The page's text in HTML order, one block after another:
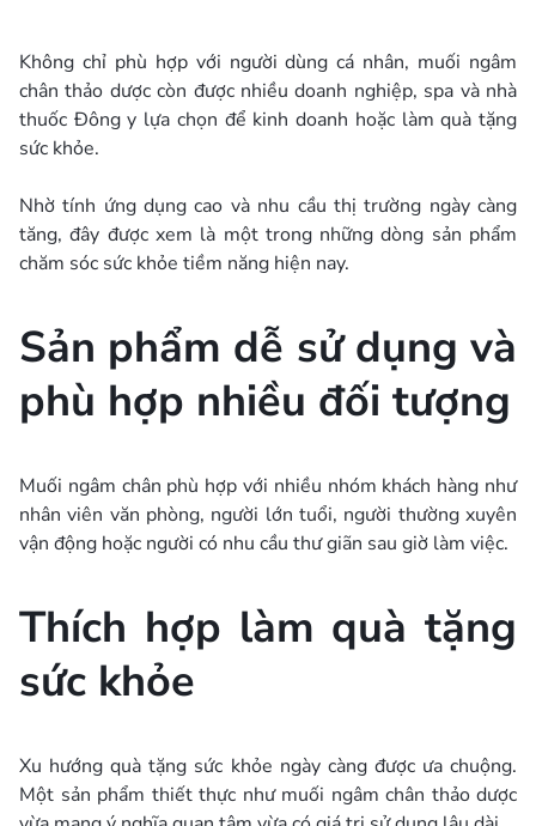
Không chỉ phù hợp với người dùng cá nhân, muối ngâm
chân thảo dược còn được nhiều doanh nghiệp, spa và nhà
thuốc Đông y lựa chọn để kinh doanh hoặc làm quà tặng
sức khỏe.
Nhờ tính ứng dụng cao và nhu cầu thị trường ngày càng
tăng, đây được xem là một trong những dòng sản phẩm
chăm sóc sức khỏe tiềm năng hiện nay.
Sản phẩm dễ sử dụng và
phù hợp nhiều đối tượng
Muối ngâm chân phù hợp với nhiều nhóm khách hàng như
nhân viên văn phòng, người lớn tuổi, người thường xuyên
vận động hoặc người có nhu cầu thư giãn sau giờ làm việc.
Thích hợp làm quà tặng
sức khỏe
Xu hướng quà tặng sức khỏe ngày càng được ưa chuộng.
Một sản phẩm thiết thực như muối ngâm chân thảo dược